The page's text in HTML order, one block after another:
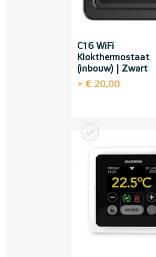
C16 WiFi
Klokthermostaat
(inbouw) | Zwart
+ € 20,00